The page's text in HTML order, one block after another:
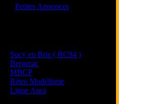
Petites Annonces
Sucy en Brie ( RC94 )
Bergerac
MBCP
Rétro Modélisme
Ligue Aura